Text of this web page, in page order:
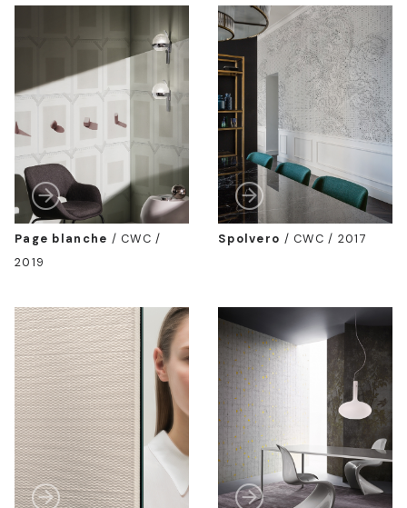
Page blanche /CWC /
2019
Spolvero /CWC / 2017